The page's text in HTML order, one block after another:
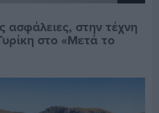
ασφάλειες, στην τέχνη
στο «Μετά το